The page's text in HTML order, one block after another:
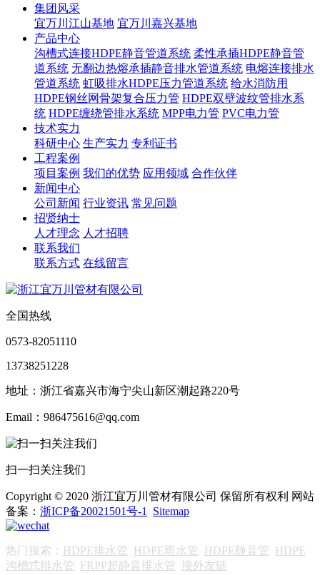
集团风采
宜万川江山基地 宜万川嘉兴基地
产品中心
沟槽式连接HDPE静音管道系统 柔性承插HDPE静音管
道系统 无翻边热熔承插静音排水管道系统 电熔连接排水
管道系统 虹吸排水HDPE压力管道系统 给水消防用
HDPE钢丝网骨架复合压力管 HDPE双壁波纹管排水系
统 HDPE缠绕管排水系统 MPP电力管 PVC电力管
技术实力
科研中心 生产实力 专利证书
工程案例
项目案例 我们的优势 应用领域 合作伙伴
新闻中心
公司新闻 行业资讯 常见问题
招贤纳士
人才理念 人才招聘
联系我们
联系方式 在线留言
全国热线
0573-82051110
13738251228
地址：浙江省嘉兴市海宁尖山新区潮起路220号
Email：986475616@qq.com
扫一扫关注我们
Copyright © 2020 浙江宜万川管材有限公司 保留所有权利 网站
备案： 浙ICP备20021501号-1 Sitemap
热门搜索： HDPE排水管 HDPE雨水管 HDPE静音管 HDPE
沟槽式排水管 FRPP超静音排水管 搜外友链